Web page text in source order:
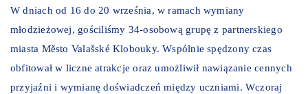
W dniach od 16 do 20 września, w ramach wymiany
młodzieżowej, gościliśmy 34-osobową grupę z partnerskiego
miasta Město Valašské Klobouky. Wspólnie spędzony czas
obfitował w liczne atrakcje oraz umożliwił nawiązanie cennych
przyjaźni i wymianę doświadczeń między uczniami. Wczoraj